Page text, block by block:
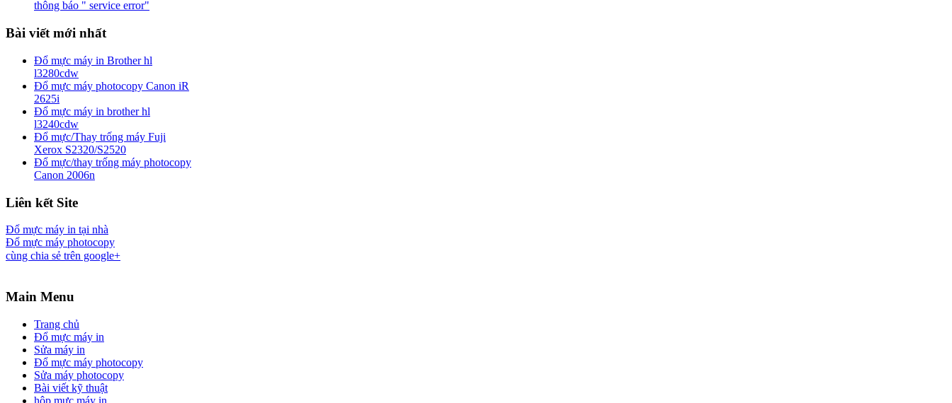
thông báo " service error"
Bài viết mới nhất
Đổ mực máy in Brother hl
l3280cdw
Đổ mực máy photocopy Canon iR
2625i
Đổ mực máy in brother hl
l3240cdw
Đổ mực/Thay trống máy Fuji
Xerox S2320/S2520
Đổ mực/thay trống máy photocopy
Canon 2006n
Liên kết Site
Đổ mực máy in tại nhà
Đổ mực máy photocopy
cùng chia sẻ trên google+
Main Menu
Trang chủ
Đổ mực máy in
Sửa máy in
Đổ mực máy photocopy
Sửa máy photocopy
Bài viết kỹ thuật
hộp mực máy in